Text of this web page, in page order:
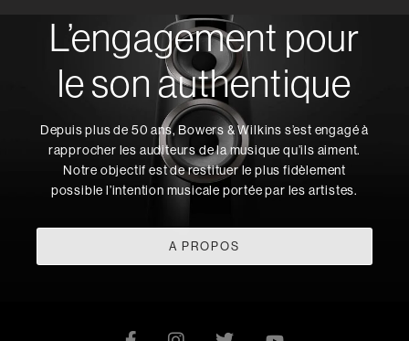
L’engagement pour
le son authentique
Depuis plus de 50 ans, Bowers & Wilkins s’est engagé à
rapprocher les auditeurs de la musique qu’ils aiment.
Notre objectif est de restituer le plus fidèlement
possible l’intention musicale portée par les artistes.
A PROPOS